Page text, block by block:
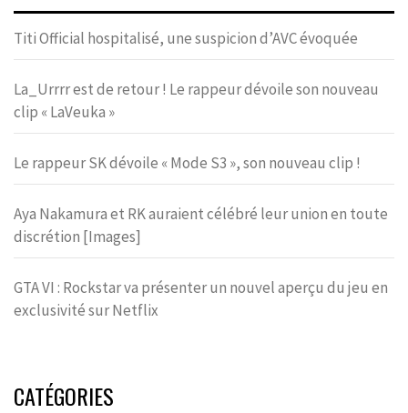
Titi Official hospitalisé, une suspicion d’AVC évoquée
La_Urrrr est de retour ! Le rappeur dévoile son nouveau
clip « LaVeuka »
Le rappeur SK dévoile « Mode S3 », son nouveau clip !
Aya Nakamura et RK auraient célébré leur union en toute
discrétion [Images]
GTA VI : Rockstar va présenter un nouvel aperçu du jeu en
exclusivité sur Netflix
CATÉGORIES